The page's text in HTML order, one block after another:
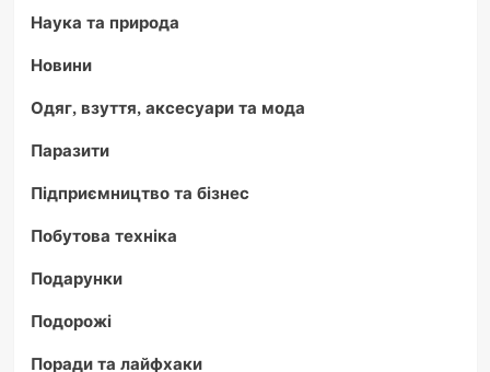
Наука та природа
Новини
Одяг, взуття, аксесуари та мода
Паразити
Підприємництво та бізнес
Побутова техніка
Подарунки
Подорожі
Поради та лайфхаки